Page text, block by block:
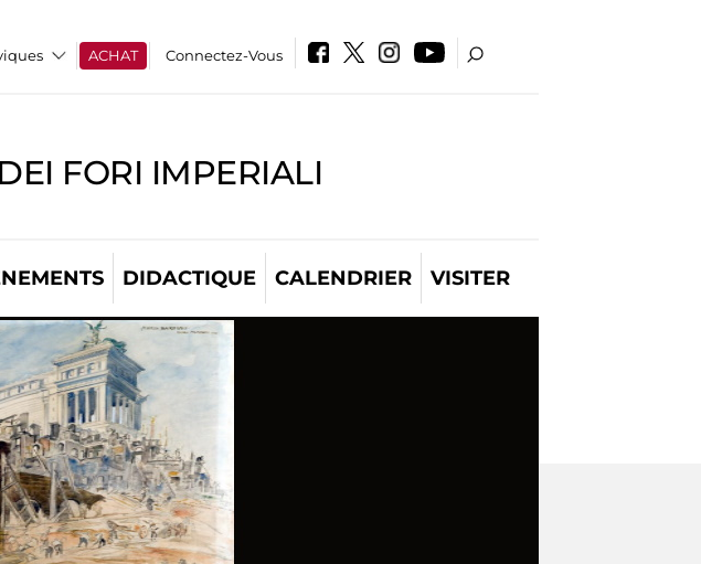
ACHAT Connectez-Vous
FORI IMPERIALI
DIDACTIQUE CALENDRIER VISITER